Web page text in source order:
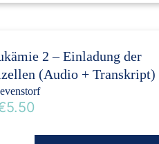
2 – Einladung der
(Audio + Transkript)